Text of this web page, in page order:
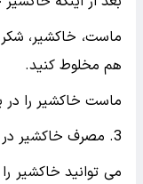
ماست، خاکشیر، شکر
هم مخلوط کنید.
ماست خاکشیر را
3. مصرف خاکشیر در سوپ و سالاد:
می توانید خاکشیر